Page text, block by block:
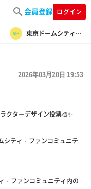
会員登録 ログイン
東京ドームシティ・ファンコミュニティ
2026年03月20日 19:53
クターデザイン投票🎨✨
シティ・ファンコミュニテ
・ファンコミュニティ内の